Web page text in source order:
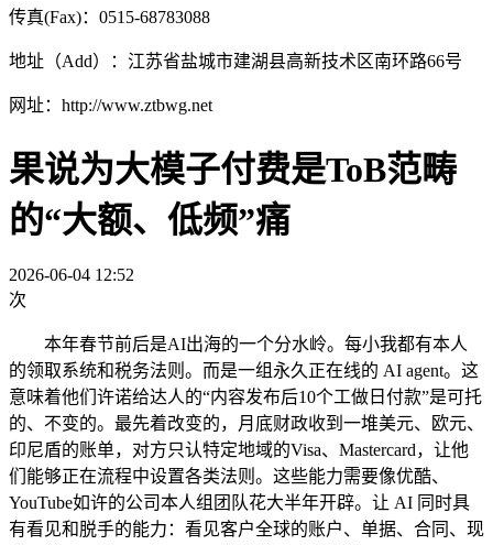
传真(Fax)：0515-68783088
地址（Add）：江苏省盐城市建湖县高新技术区南环路66号
网址：http://www.ztbwg.net
果说为大模子付费是ToB范畴
的“大额、低频”痛
2026-06-04 12:52
次
本年春节前后是AI出海的一个分水岭。每小我都有本人
的领取系统和税务法则。而是一组永久正在线的 AI agent。这
意味着他们许诺给达人的“内容发布后10个工做日付款”是可托
的、不变的。最先着改变的，月底财政收到一堆美元、欧元、
印尼盾的账单，对方只认特定地域的Visa、Mastercard，让他
们能够正在流程中设置各类法则。这些能力需要像优酷、
YouTube如许的公司本人组团队花大半年开辟。让 AI 同时具
有看见和脱手的能力：看见客户全球的账户、单据、合同、现